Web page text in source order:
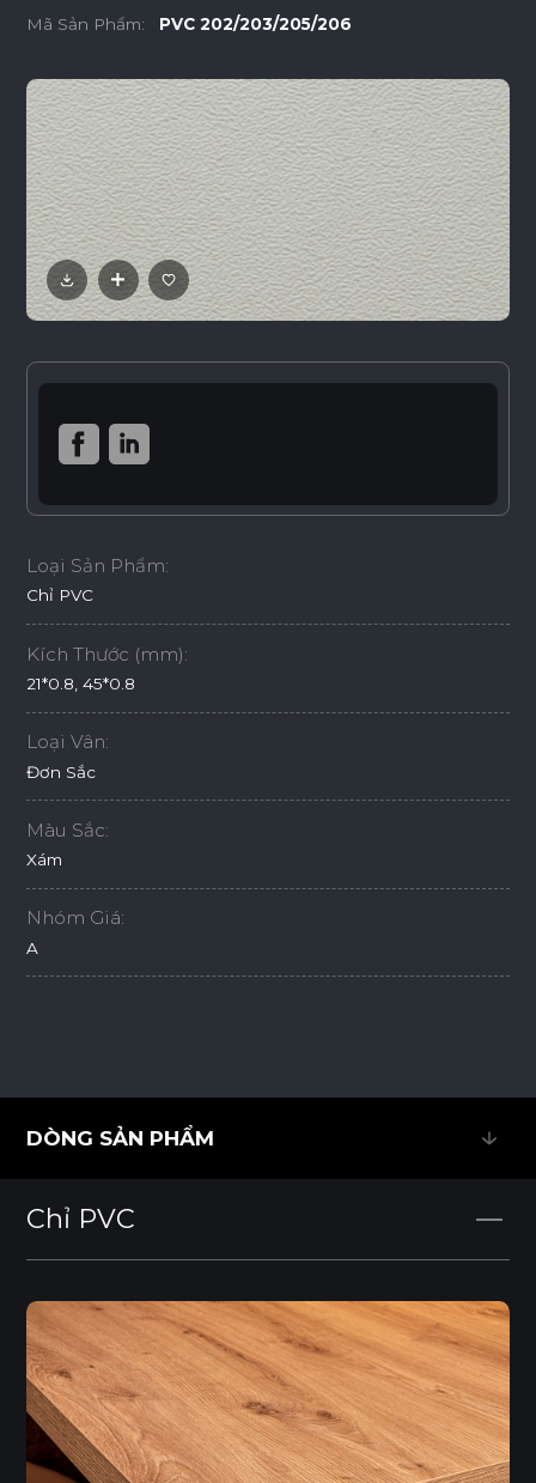
Mã Sản Phẩm: PVC 202/203/205/206
Loại Sản Phẩm:
Chỉ PVC
Kích Thước (mm):
21*0.8, 45*0.8
Loại Vân:
Đơn Sắc
Màu Sắc:
Xám
Nhóm Giá:
A
DÒNG SẢN PHẨM
Chỉ PVC